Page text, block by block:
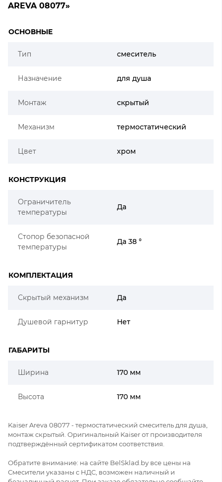
AREVA 08077»
ОСНОВНЫЕ
Тип смеситель
Назначение для душа
Монтаж скрытый
Механизм термостатический
Цвет хром
КОНСТРУКЦИЯ
Ограничитель
температуры
Да
Стопор безопасной
температуры
Да 38 °
КОМПЛЕКТАЦИЯ
Скрытый механизм Да
Душевой гарнитур Нет
ГАБАРИТЫ
Ширина 170 мм
Высота 170 мм
Kaiser Areva 08077 - термостатический смеситель для душа,
монтаж скрытый. Оригинальный Kaiser от производителя
подтверждённый сертификатом соответствия.
Обратите внимание: на сайте BelSklad.by все цены на
Смесители указаны с НДС, возможен наличный и